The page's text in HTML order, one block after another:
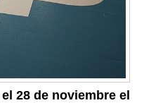
28 de noviembre el